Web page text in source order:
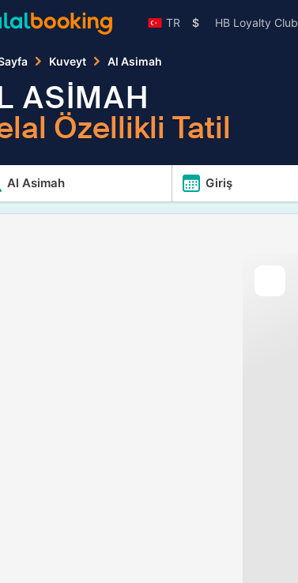
TR $ HB Loyalty Club
Kuveyt Al Asimah
ASİMAH
Özellikli Tatil
Al Asimah Giriş